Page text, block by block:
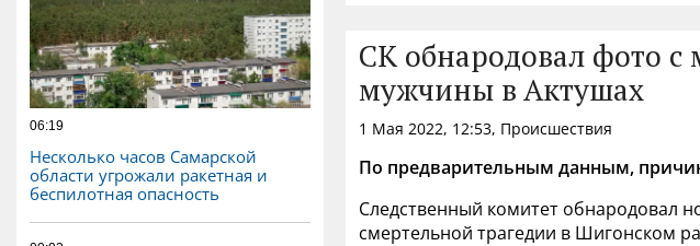
06:19
Несколько часов Самарской
области угрожали ракетная и
беспилотная опасность
СК обнародовал фото с
мужчины в Актушах
1 Мая 2022, 12:53, Происшествия
По предварительным данным,
Следственный комитет обнародовал
смертельной трагедии в Шигонском